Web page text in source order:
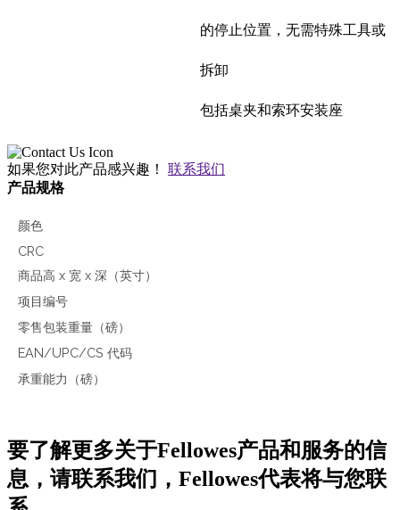
的停止位置，无需特殊工具或
拆卸
包括桌夹和索环安装座
如果您对此产品感兴趣！ 联系我们
产品规格
颜色
CRC
商品高 x 宽 x 深（英寸）
项目编号
零售包装重量（磅）
EAN/UPC/CS 代码
承重能力（磅）
要了解更多关于Fellowes产品和服务的信
息，请联系我们，Fellowes代表将与您联